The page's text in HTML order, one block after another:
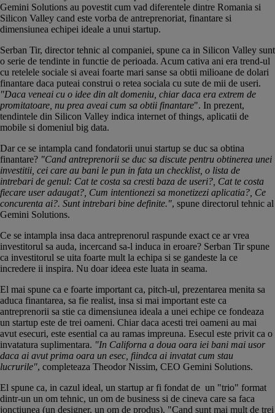
Gemini Solutions au povestit cum vad diferentele dintre Romania si
Silicon Valley cand este vorba de antreprenoriat, finantare si
dimensiunea echipei ideale a unui startup.
Serban Tir, director tehnic al companiei, spune ca in Silicon Valley sunt
o serie de tendinte in functie de perioada. Acum cativa ani era trend-ul
cu retelele sociale si aveai foarte mari sanse sa obtii milioane de dolari
finantare daca puteai construi o retea sociala cu sute de mii de useri.
"Daca veneai cu o idee din alt domeniu, chiar daca era extrem de
promitatoare, nu prea aveai cum sa obtii finantare". In prezent,
tendintele din Silicon Valley indica internet of things, aplicatii de
mobile si domeniul big data.
Dar ce se intampla cand fondatorii unui startup se duc sa obtina
finantare? "Cand antreprenorii se duc sa discute pentru obtinerea unei
investitii, cei care au bani le pun in fata un checklist, o lista de
intrebari de genul: Cat te costa sa cresti baza de useri?, Cat te costa
fiecare user adaugat?, Cum intentionezi sa monetizezi aplicatia?, Ce
concurenta ai?. Sunt intrebari bine definite.", spune directorul tehnic al
Gemini Solutions.
Ce se intampla insa daca antreprenorul raspunde exact ce ar vrea
investitorul sa auda, incercand sa-l induca in eroare? Serban Tir spune
ca investitorul se uita foarte mult la echipa si se gandeste la ce
incredere ii inspira. Nu doar ideea este luata in seama.
El mai spune ca e foarte important ca, pitch-ul, prezentarea menita sa
aduca finantarea, sa fie realist, insa si mai important este ca
antreprenorii sa stie ca dimensiunea ideala a unei echipe ce fondeaza
un startup este de trei oameni. Chiar daca acesti trei oameni au mai
avut esecuri, este esential ca au ramas impreuna. Esecul este privit ca o
invatatura suplimentara. "In Californa a doua oara iei bani mai usor
daca ai avut prima oara un esec, fiindca ai invatat cum stau
lucrurile", completeaza Theodor Nissim, CEO Gemini Solutions.
El spune ca, in cazul ideal, un startup ar fi fondat de un "trio" format
dintr-un un om tehnic, un om de business si de cineva care sa faca
jonctiunea (un designer, un om de produs). "Cand sunt mai mult de trei